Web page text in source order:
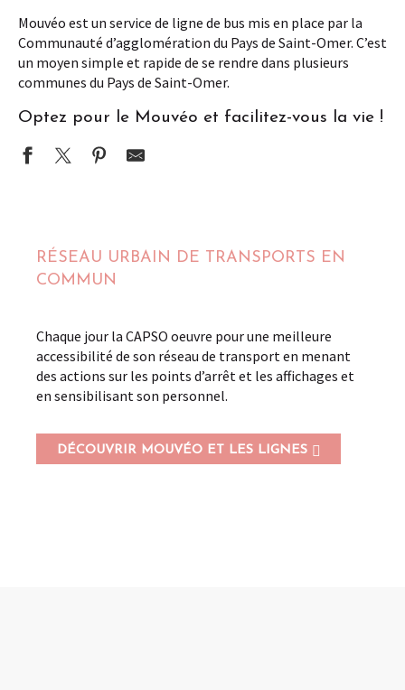
Mouvéo est un service de ligne de bus mis en place par la
Communauté d’agglomération du Pays de Saint-Omer. C’est
un moyen simple et rapide de se rendre dans plusieurs
communes du Pays de Saint-Omer.
Optez pour le Mouvéo et facilitez-vous la vie !
RÉSEAU URBAIN DE TRANSPORTS EN
COMMUN
Chaque jour la CAPSO oeuvre pour une meilleure
accessibilité de son réseau de transport en menant
des actions sur les points d’arrêt et les affichages et
en sensibilisant son personnel.
DÉCOUVRIR MOUVÉO ET LES LIGNES